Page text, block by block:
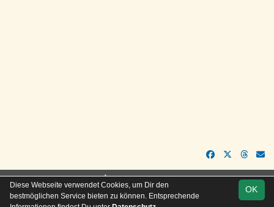
soccero.de
OK
Diese Webseite verwendet Cookies, um Dir den
bestmöglichen Service bieten zu können. Entsprechende